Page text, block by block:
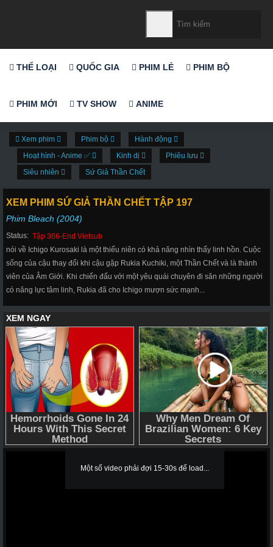
THỂ LOẠI QUỐC GIA PHIM LẺ PHIM BỘ
PHIM MỚI TV SHOW ANIME
Xem phim Phim bộ
Hành động
Hoạt hình - Anime ✅
Kinh dị
Phiêu lưu
Siêu nhiên
Sứ Giả Thần Chết
XEM PHIM SỨ GIẢ THẦN CHẾT TẬP 197
Phim Bleach (2004)
Status: Tập 366-End Vietsub
nói về Ichigo Kurosaki là một thiếu niên có khả năng nhìn thấy linh hồn. Cuộc
sống của cậu thay đổi khi cậu gặp Rukia Kuchiki, một Thần Chết và là thành
viên của Âm Giới. Khi chiến đấu với một yêu quái chuyên đi săn những người
có năng lực tâm linh, Rukia đã cho Ichigo mượn sức mạnh...
Một số video phải đợi 15-30s để load...